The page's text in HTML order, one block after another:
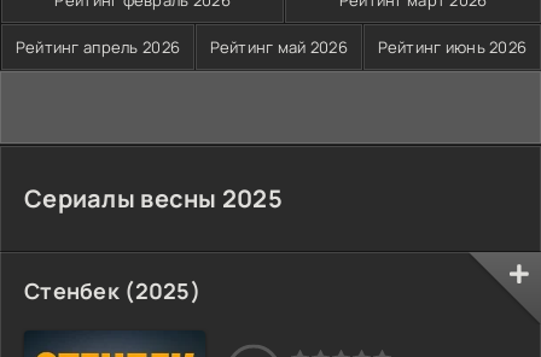
Рейтинг апрель 2026 Рейтинг май 2026 Рейтинг июнь 2026
Сериалы весны 2025
Стенбек (2025)